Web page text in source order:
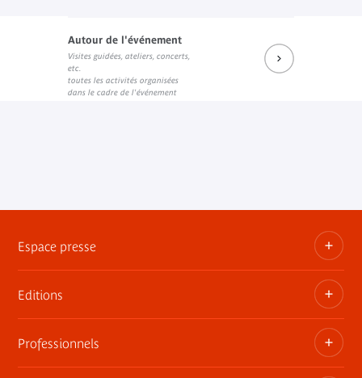
Autour de l'événement
Visites guidées, ateliers, concerts,
etc.
toutes les activités organisées
dans le cadre de l'événement
Espace presse
Dossiers, communiqués, bandes annonces
Contact presse
Editions
Les publications du musée
Professionnels